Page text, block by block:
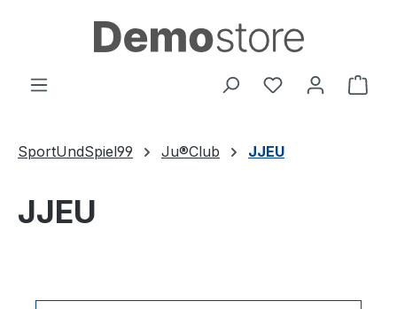
Zum Hauptinhalt springen
Du hast 0
SportUndSpiel99 Ju®Club JJEU
JJEU